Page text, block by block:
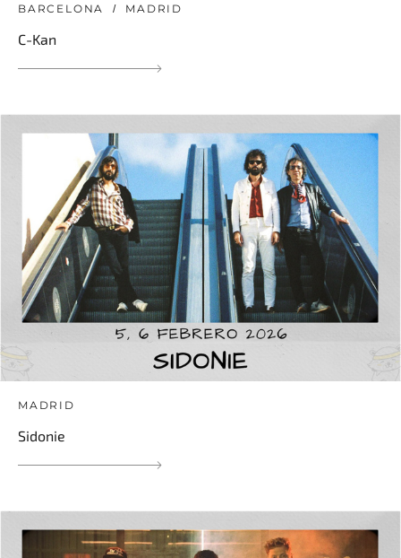
BARCELONA MADRID
C-Kan
MADRID
Sidonie